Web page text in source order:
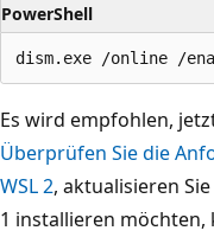
PowerShell
Es wird empfohlen,
Überprüfen Sie die
WSL 2, aktualisieren
1 installieren